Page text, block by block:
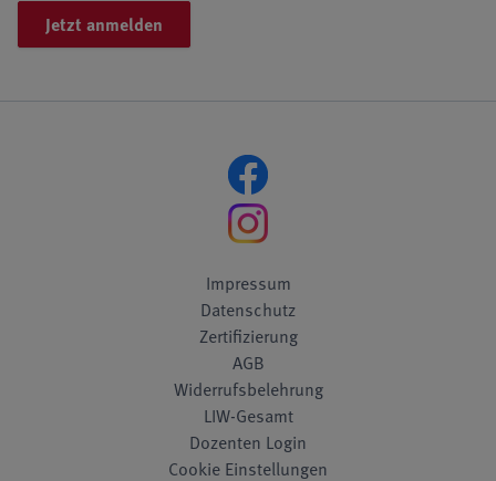
Jetzt anmelden
Impressum
Datenschutz
Zertifizierung
AGB
Widerrufsbelehrung
LIW-Gesamt
Dozenten Login
Cookie Einstellungen